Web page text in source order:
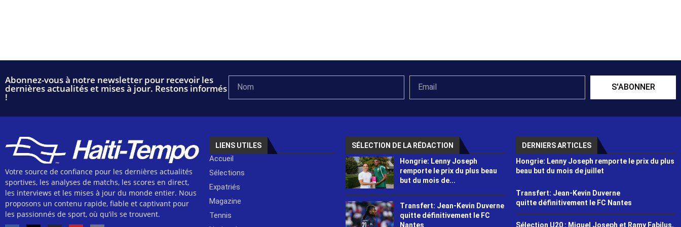
Abonnez-vous à notre newsletter pour recevoir les
dernières actualités et mises à jour. Restons informés
!
S'ABONNER
Votre source de confiance pour les dernières actualités
sportives, les analyses de matchs, les scores en direct,
les interviews et les mises à jour du monde entier. Nous
proposons un contenu rapide, fiable et captivant pour
les passionnés de sport, où qu’ils se trouvent.
LIENS UTILES
Accueil
Sélections
Expatriés
Magazine
Tennis
SÉLECTION DE LA RÉDACTION
Hongrie: Lenny Joseph
remporte le prix du plus beau
but du mois de...
Transfert: Jean-Kevin Duverne
quitte définitivement le FC
Nantes
DERNIERS ARTICLES
Hongrie: Lenny Joseph remporte le prix du plus
beau but du mois de juillet
Transfert: Jean-Kevin Duverne
quitte définitivement le FC Nantes
Sélection U20 : Miguel Joseph et Ramy Fabilus,